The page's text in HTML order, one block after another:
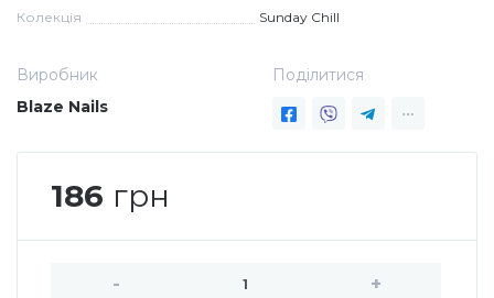
Колекція Sunday Chill
Виробник
Blaze Nails
Поділитися
186 грн
- +